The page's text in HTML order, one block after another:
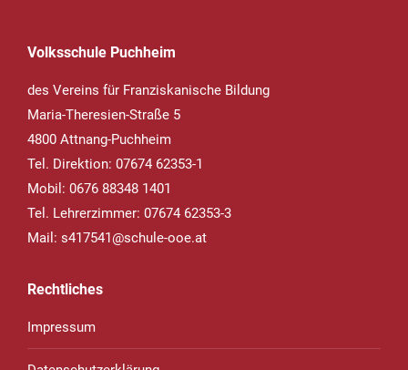
Volksschule Puchheim
des Vereins für Franziskanische Bildung
Maria-Theresien-Straße 5
4800 Attnang-Puchheim
Tel. Direktion: 07674 62353-1
Mobil: 0676 88348 1401
Tel. Lehrerzimmer: 07674 62353-3
Mail: s417541@schule-ooe.at
Rechtliches
Impressum